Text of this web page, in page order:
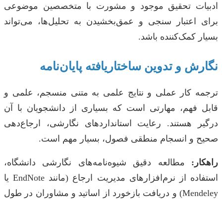
ادبیات تحقیق موجود و مشورت با متخصصین موضوعی
برای اعتبار سنجی و عمق‌بخشیدن به تحلیل‌ها، می‌تواند
بسیار کمک‌کننده باشد.
نگارش و تدوین ساختاریافته پایان‌نامه
ترجمه کار عملی و نتایج علمی به متنی منسجم، علمی و
قابل فهم، مهارتی است که بسیاری از دانشجویان با آن
درگیر هستند. رعایت استانداردهای نگارشی، ارجاع‌دهی
صحیح و انسجام منطقی فصول، بسیار مهم است.
راهکار: مطالعه دقیق شیوه‌نامه‌های نگارشی دانشگاه،
استفاده از نرم‌افزارهای مدیریت ارجاع (مانند EndNote یا
Mendeley) و دریافت بازخورد از اساتید و مشاوران در طول